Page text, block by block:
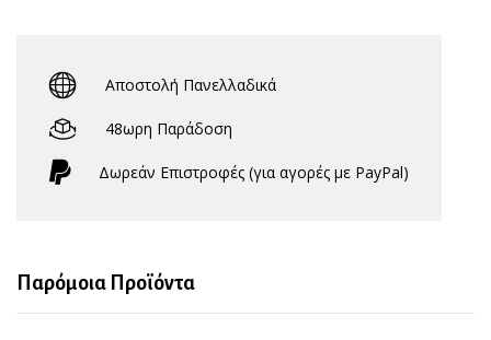
Αποστολή Πανελλαδικά
48ωρη Παράδοση
Δωρεάν Eπιστροφές (για αγορές με PayPal)
Παρόμοια Προϊόντα